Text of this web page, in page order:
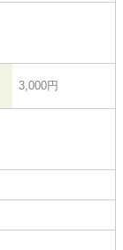
3,000円